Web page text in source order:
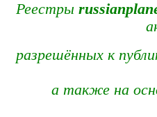
Реестры
разрешённых к
а также на